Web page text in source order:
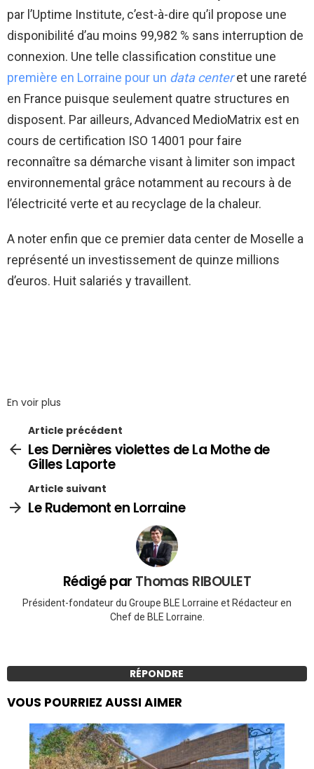
par l’Uptime Institute, c’est-à-dire qu’il propose une
disponibilité d’au moins 99,982 % sans interruption de
connexion. Une telle classification constitue une
première en Lorraine pour un data centeret une rareté
en France puisque seulement quatre structures en
disposent. Par ailleurs, Advanced MedioMatrix est en
cours de certification ISO 14001 pour faire
reconnaître sa démarche visant à limiter son impact
environnemental grâce notamment au recours à de
l’électricité verte et au recyclage de la chaleur.
A noter enfin que ce premier data center de Moselle a
représenté un investissement de quinze millions
d’euros. Huit salariés y travaillent.
En voir plus
Article précédent
Les Dernières violettes de La Mothe de
Gilles Laporte
Article suivant
Le Rudemont en Lorraine
Rédigé par Thomas RIBOULET
Président-fondateur du Groupe BLE Lorraine et Rédacteur en
Chef de BLE Lorraine.
RÉPONDRE
VOUS POURRIEZ AUSSI AIMER